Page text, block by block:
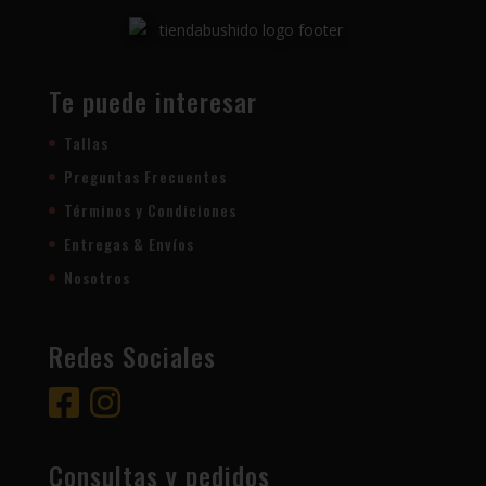
Te puede interesar
Tallas
Preguntas Frecuentes
Términos y Condiciones
Entregas & Envíos
Nosotros
Redes Sociales
Consultas y pedidos